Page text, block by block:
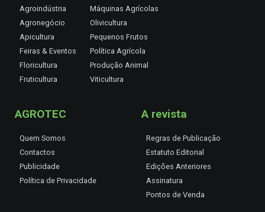
Agroindústria
Agronegócio
Apicultura
Feiras & Eventos
Floricultura
Fruticultura
Máquinas Agrícolas
Olivicultura
Pequenos Frutos
Política Agrícola
Produção Animal
Viticultura
AGROTEC
Quem Somos
Contactos
Publicidade
Política de Privacidade
A revista
Regras de Publicação
Estatuto Editorial
Edições Anteriores
Assinatura
Pontos de Venda